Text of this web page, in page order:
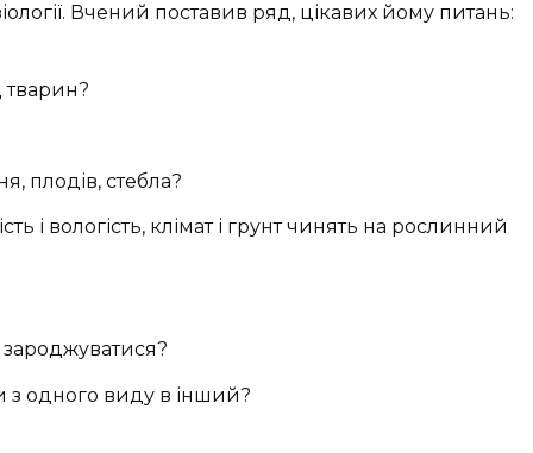
Вчений поставив ряд, цікавих йому питань:
тварин?
плодів, стебла?
і вологість, клімат і грунт чинять на рослинний
одного виду в інший?